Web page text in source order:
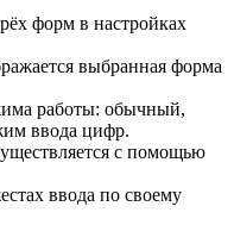
форм в настройках
выбранная форма
работы: обычный,
ввода цифр.
с помощью
ввода по своему